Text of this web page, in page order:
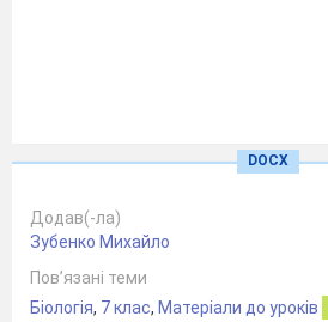
К о аDOCX
Додав(-ла)
Зубенко Михайло
Пов’язані теми
Біологія, 7 клас, Матеріали до уроків